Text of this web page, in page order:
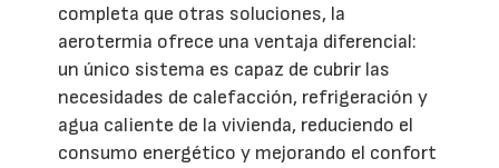
completa que otras soluciones, la
aerotermia ofrece una ventaja diferencial:
un único sistema es capaz de cubrir las
necesidades de calefacción, refrigeración y
agua caliente de la vivienda, reduciendo el
consumo energético y mejorando el confort